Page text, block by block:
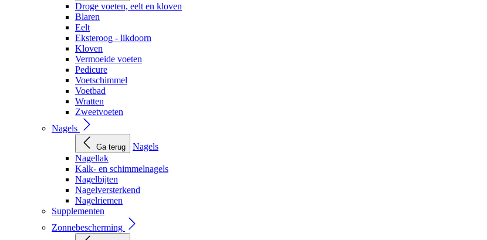
Droge voeten, eelt en kloven
Blaren
Eelt
Eksteroog - likdoorn
Kloven
Vermoeide voeten
Pedicure
Voetschimmel
Voetbad
Wratten
Zweetvoeten
Nagels
Ga terug
Nagels
Nagellak
Kalk- en schimmelnagels
Nagelbijten
Nagelversterkend
Nagelriemen
Supplementen
Zonnebescherming